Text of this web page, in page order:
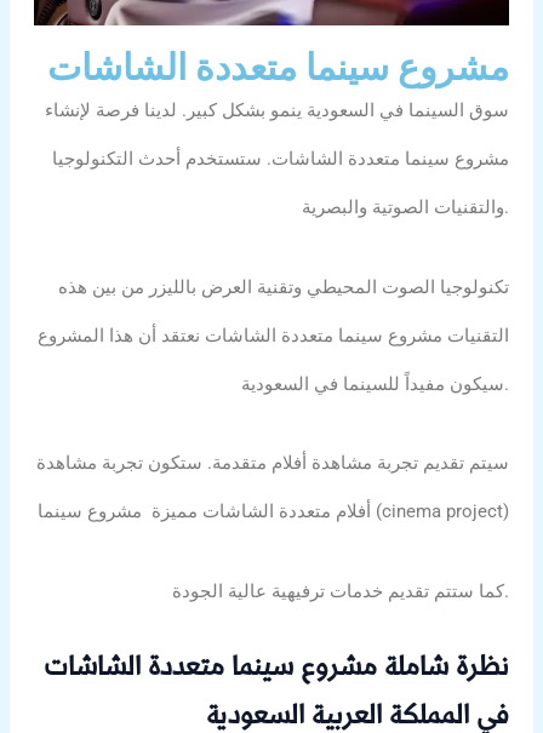
مشروع سينما متعددة الشاشات
سوق السينما في السعودية ينمو بشكل كبير. لدينا فرصة لإنشاء
مشروع سينما متعددة الشاشات. ستستخدم أحدث التكنولوجيا
والتقنيات الصوتية والبصرية.
تكنولوجيا الصوت المحيطي وتقنية العرض بالليزر من بين هذه
التقنيات مشروع سينما متعددة الشاشات نعتقد أن هذا المشروع
سيكون مفيداً للسينما في السعودية.
سيتم تقديم تجربة مشاهدة أفلام متقدمة. ستكون تجربة مشاهدة
أفلام متعددة الشاشات مميزة مشروع سينما (cinema project)
كما ستتم تقديم خدمات ترفيهية عالية الجودة.
نظرة شاملة مشروع سينما متعددة الشاشات
في المملكة العربية السعودية